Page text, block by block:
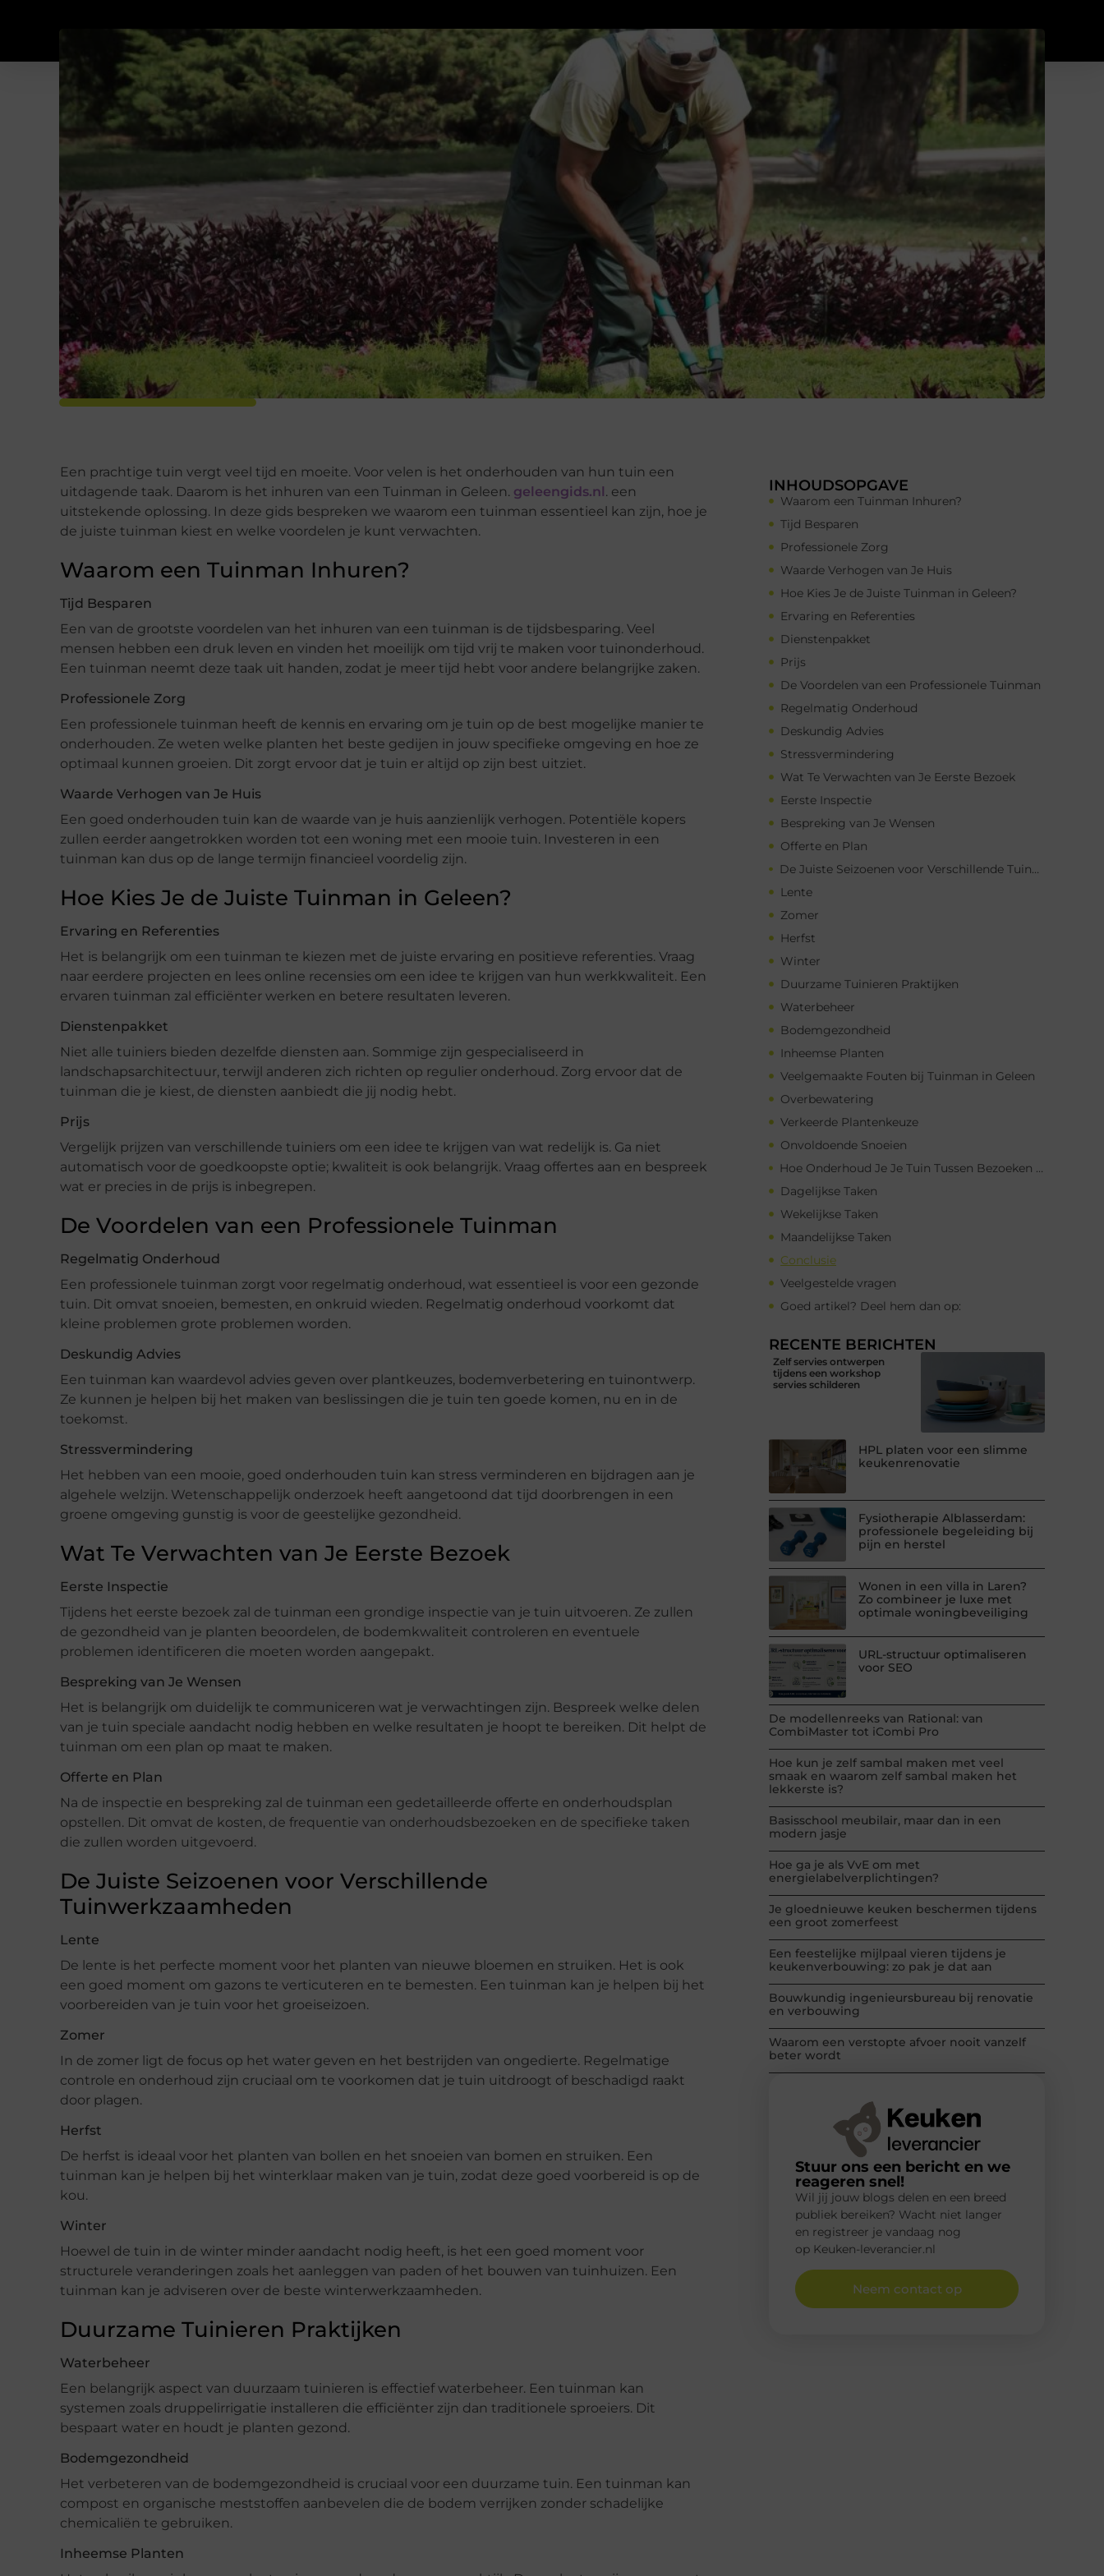
Een prachtige tuin vergt veel tijd en moeite. Voor velen is het onderhouden van hun tuin een
uitdagende taak. Daarom is het inhuren van een Tuinman in Geleen. geleengids.nl. een
uitstekende oplossing. In deze gids bespreken we waarom een tuinman essentieel kan zijn, hoe je
de juiste tuinman kiest en welke voordelen je kunt verwachten.
Waarom een Tuinman Inhuren?
Tijd Besparen
Een van de grootste voordelen van het inhuren van een tuinman is de tijdsbesparing. Veel
mensen hebben een druk leven en vinden het moeilijk om tijd vrij te maken voor tuinonderhoud.
Een tuinman neemt deze taak uit handen, zodat je meer tijd hebt voor andere belangrijke zaken.
Professionele Zorg
Een professionele tuinman heeft de kennis en ervaring om je tuin op de best mogelijke manier te
onderhouden. Ze weten welke planten het beste gedijen in jouw specifieke omgeving en hoe ze
optimaal kunnen groeien. Dit zorgt ervoor dat je tuin er altijd op zijn best uitziet.
Waarde Verhogen van Je Huis
Een goed onderhouden tuin kan de waarde van je huis aanzienlijk verhogen. Potentiële kopers
zullen eerder aangetrokken worden tot een woning met een mooie tuin. Investeren in een
tuinman kan dus op de lange termijn financieel voordelig zijn.
Hoe Kies Je de Juiste Tuinman in Geleen?
Ervaring en Referenties
Het is belangrijk om een tuinman te kiezen met de juiste ervaring en positieve referenties. Vraag
naar eerdere projecten en lees online recensies om een idee te krijgen van hun werkkwaliteit. Een
ervaren tuinman zal efficiënter werken en betere resultaten leveren.
Dienstenpakket
Niet alle tuiniers bieden dezelfde diensten aan. Sommige zijn gespecialiseerd in
landschapsarchitectuur, terwijl anderen zich richten op regulier onderhoud. Zorg ervoor dat de
tuinman die je kiest, de diensten aanbiedt die jij nodig hebt.
Prijs
Vergelijk prijzen van verschillende tuiniers om een idee te krijgen van wat redelijk is. Ga niet
automatisch voor de goedkoopste optie; kwaliteit is ook belangrijk. Vraag offertes aan en bespreek
wat er precies in de prijs is inbegrepen.
De Voordelen van een Professionele Tuinman
Regelmatig Onderhoud
Een professionele tuinman zorgt voor regelmatig onderhoud, wat essentieel is voor een gezonde
tuin. Dit omvat snoeien, bemesten, en onkruid wieden. Regelmatig onderhoud voorkomt dat
kleine problemen grote problemen worden.
Deskundig Advies
Een tuinman kan waardevol advies geven over plantkeuzes, bodemverbetering en tuinontwerp.
Ze kunnen je helpen bij het maken van beslissingen die je tuin ten goede komen, nu en in de
toekomst.
Stressvermindering
Het hebben van een mooie, goed onderhouden tuin kan stress verminderen en bijdragen aan je
algehele welzijn. Wetenschappelijk onderzoek heeft aangetoond dat tijd doorbrengen in een
groene omgeving gunstig is voor de geestelijke gezondheid.
Wat Te Verwachten van Je Eerste Bezoek
Eerste Inspectie
Tijdens het eerste bezoek zal de tuinman een grondige inspectie van je tuin uitvoeren. Ze zullen
de gezondheid van je planten beoordelen, de bodemkwaliteit controleren en eventuele
problemen identificeren die moeten worden aangepakt.
Bespreking van Je Wensen
Het is belangrijk om duidelijk te communiceren wat je verwachtingen zijn. Bespreek welke delen
van je tuin speciale aandacht nodig hebben en welke resultaten je hoopt te bereiken. Dit helpt de
tuinman om een plan op maat te maken.
Offerte en Plan
Na de inspectie en bespreking zal de tuinman een gedetailleerde offerte en onderhoudsplan
opstellen. Dit omvat de kosten, de frequentie van onderhoudsbezoeken en de specifieke taken
die zullen worden uitgevoerd.
De Juiste Seizoenen voor Verschillende
Tuinwerkzaamheden
Lente
De lente is het perfecte moment voor het planten van nieuwe bloemen en struiken. Het is ook
een goed moment om gazons te verticuteren en te bemesten. Een tuinman kan je helpen bij het
voorbereiden van je tuin voor het groeiseizoen.
Zomer
In de zomer ligt de focus op het water geven en het bestrijden van ongedierte. Regelmatige
controle en onderhoud zijn cruciaal om te voorkomen dat je tuin uitdroogt of beschadigd raakt
door plagen.
Herfst
De herfst is ideaal voor het planten van bollen en het snoeien van bomen en struiken. Een
tuinman kan je helpen bij het winterklaar maken van je tuin, zodat deze goed voorbereid is op de
kou.
Winter
Hoewel de tuin in de winter minder aandacht nodig heeft, is het een goed moment voor
structurele veranderingen zoals het aanleggen van paden of het bouwen van tuinhuizen. Een
tuinman kan je adviseren over de beste winterwerkzaamheden.
Duurzame Tuinieren Praktijken
Waterbeheer
Een belangrijk aspect van duurzaam tuinieren is effectief waterbeheer. Een tuinman kan
systemen zoals druppelirrigatie installeren die efficiënter zijn dan traditionele sproeiers. Dit
bespaart water en houdt je planten gezond.
Bodemgezondheid
Het verbeteren van de bodemgezondheid is cruciaal voor een duurzame tuin. Een tuinman kan
compost en organische meststoffen aanbevelen die de bodem verrijken zonder schadelijke
chemicaliën te gebruiken.
Inheemse Planten
INHOUDSOPGAVE
Waarom een Tuinman Inhuren?
Tijd Besparen
Professionele Zorg
Waarde Verhogen van Je Huis
Hoe Kies Je de Juiste Tuinman in Geleen?
Ervaring en Referenties
Dienstenpakket
Prijs
De Voordelen van een Professionele Tuinman
Regelmatig Onderhoud
Deskundig Advies
Stressvermindering
Wat Te Verwachten van Je Eerste Bezoek
Eerste Inspectie
Bespreking van Je Wensen
Offerte en Plan
De Juiste Seizoenen voor Verschillende Tuinwerkzaamheden
Lente
Zomer
Herfst
Winter
Duurzame Tuinieren Praktijken
Waterbeheer
Bodemgezondheid
Inheemse Planten
Veelgemaakte Fouten bij Tuinman in Geleen
Overbewatering
Verkeerde Plantenkeuze
Onvoldoende Snoeien
Hoe Onderhoud Je Je Tuin Tussen Bezoeken Door?
Dagelijkse Taken
Wekelijkse Taken
Maandelijkse Taken
Conclusie
Veelgestelde vragen
Goed artikel? Deel hem dan op:
RECENTE BERICHTEN
Zelf servies ontwerpen
tijdens een workshop
servies schilderen
HPL platen voor een slimme
keukenrenovatie
Fysiotherapie Alblasserdam:
professionele begeleiding bij
pijn en herstel
Wonen in een villa in Laren?
Zo combineer je luxe met
optimale woningbeveiliging
URL-structuur optimaliseren
voor SEO
De modellenreeks van Rational: van
CombiMaster tot iCombi Pro
Hoe kun je zelf sambal maken met veel
smaak en waarom zelf sambal maken het
lekkerste is?
Basisschool meubilair, maar dan in een
modern jasje
Hoe ga je als VvE om met
energielabelverplichtingen?
Je gloednieuwe keuken beschermen tijdens
een groot zomerfeest
Een feestelijke mijlpaal vieren tijdens je
keukenverbouwing: zo pak je dat aan
Bouwkundig ingenieursbureau bij renovatie
en verbouwing
Waarom een verstopte afvoer nooit vanzelf
beter wordt
Stuur ons een bericht en we
reageren snel!
Wil jij jouw blogs delen en een breed
publiek bereiken? Wacht niet langer
en registreer je vandaag nog
op Keuken-leverancier.nl
Neem contact op